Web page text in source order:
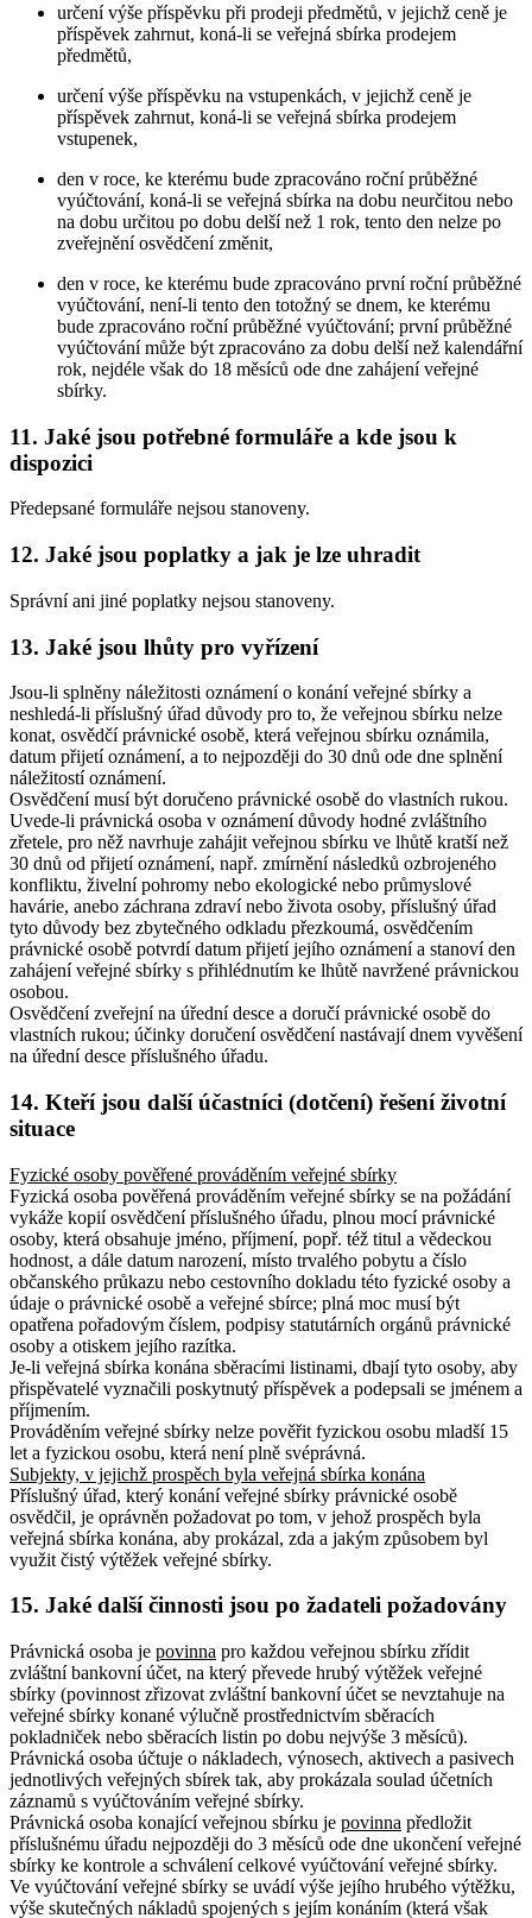
určení výše příspěvku při prodeji předmětů, v jejichž ceně je
příspěvek zahrnut, koná-li se veřejná sbírka prodejem
předmětů,
určení výše příspěvku na vstupenkách, v jejichž ceně je
příspěvek zahrnut, koná-li se veřejná sbírka prodejem
vstupenek,
den v roce, ke kterému bude zpracováno roční průběžné
vyúčtování, koná-li se veřejná sbírka na dobu neurčitou nebo
na dobu určitou po dobu delší než 1 rok, tento den nelze po
zveřejnění osvědčení změnit,
den v roce, ke kterému bude zpracováno první roční průběžné
vyúčtování, není-li tento den totožný se dnem, ke kterému
bude zpracováno roční průběžné vyúčtování; první průběžné
vyúčtování může být zpracováno za dobu delší než kalendářní
rok, nejdéle však do 18 měsíců ode dne zahájení veřejné
sbírky.
11. Jaké jsou potřebné formuláře a kde jsou k
dispozici
Předepsané formuláře nejsou stanoveny.
12. Jaké jsou poplatky a jak je lze uhradit
Správní ani jiné poplatky nejsou stanoveny.
13. Jaké jsou lhůty pro vyřízení
Jsou-li splněny náležitosti oznámení o konání veřejné sbírky a
neshledá-li příslušný úřad důvody pro to, že veřejnou sbírku nelze
konat, osvědčí právnické osobě, která veřejnou sbírku oznámila,
datum přijetí oznámení, a to nejpozději do 30 dnů ode dne splnění
náležitostí oznámení.
Osvědčení musí být doručeno právnické osobě do vlastních rukou.
Uvede-li právnická osoba v oznámení důvody hodné zvláštního
zřetele, pro něž navrhuje zahájit veřejnou sbírku ve lhůtě kratší než
30 dnů od přijetí oznámení, např. zmírnění následků ozbrojeného
konfliktu, živelní pohromy nebo ekologické nebo průmyslové
havárie, anebo záchrana zdraví nebo života osoby, příslušný úřad
tyto důvody bez zbytečného odkladu přezkoumá, osvědčením
právnické osobě potvrdí datum přijetí jejího oznámení a stanoví den
zahájení veřejné sbírky s přihlédnutím ke lhůtě navržené právnickou
osobou.
Osvědčení zveřejní na úřední desce a doručí právnické osobě do
vlastních rukou; účinky doručení osvědčení nastávají dnem vyvěšení
na úřední desce příslušného úřadu.
14. Kteří jsou další účastníci (dotčení) řešení životní
situace
Fyzické osoby pověřené prováděním veřejné sbírky
Fyzická osoba pověřená prováděním veřejné sbírky se na požádání
vykáže kopií osvědčení příslušného úřadu, plnou mocí právnické
osoby, která obsahuje jméno, příjmení, popř. též titul a vědeckou
hodnost, a dále datum narození, místo trvalého pobytu a číslo
občanského průkazu nebo cestovního dokladu této fyzické osoby a
údaje o právnické osobě a veřejné sbírce; plná moc musí být
opatřena pořadovým číslem, podpisy statutárních orgánů právnické
osoby a otiskem jejího razítka.
Je-li veřejná sbírka konána sběracími listinami, dbají tyto osoby, aby
přispěvatelé vyznačili poskytnutý příspěvek a podepsali se jménem a
příjmením.
Prováděním veřejné sbírky nelze pověřit fyzickou osobu mladší 15
let a fyzickou osobu, která není plně svéprávná.
Subjekty, v jejichž prospěch byla veřejná sbírka konána
Příslušný úřad, který konání veřejné sbírky právnické osobě
osvědčil, je oprávněn požadovat po tom, v jehož prospěch byla
veřejná sbírka konána, aby prokázal, zda a jakým způsobem byl
využit čistý výtěžek veřejné sbírky.
15. Jaké další činnosti jsou po žadateli požadovány
Právnická osoba je povinna pro každou veřejnou sbírku zřídit
zvláštní bankovní účet, na který převede hrubý výtěžek veřejné
sbírky (povinnost zřizovat zvláštní bankovní účet se nevztahuje na
veřejné sbírky konané výlučně prostřednictvím sběracích
pokladniček nebo sběracích listin po dobu nejvýše 3 měsíců).
Právnická osoba účtuje o nákladech, výnosech, aktivech a pasivech
jednotlivých veřejných sbírek tak, aby prokázala soulad účetních
záznamů s vyúčtováním veřejné sbírky.
Právnická osoba konající veřejnou sbírku je povinna předložit
příslušnému úřadu nejpozději do 3 měsíců ode dne ukončení veřejné
sbírky ke kontrole a schválení celkové vyúčtování veřejné sbírky.
Ve vyúčtování veřejné sbírky se uvádí výše jejího hrubého výtěžku,
výše skutečných nákladů spojených s jejím konáním (která však